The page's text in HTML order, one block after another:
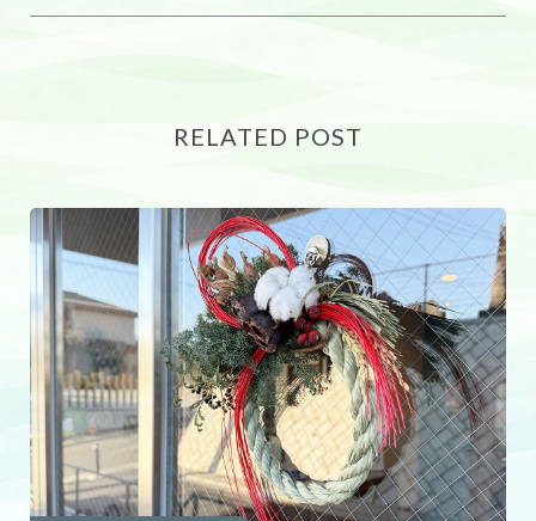
RELATED POST